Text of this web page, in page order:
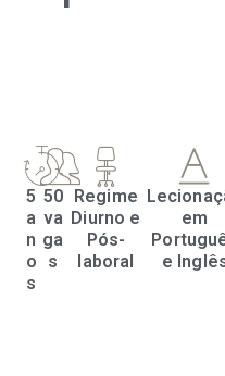
5
a
n
o
s
50
va
ga
s
Regime
Diurno e
Pós-
laboral
em
e